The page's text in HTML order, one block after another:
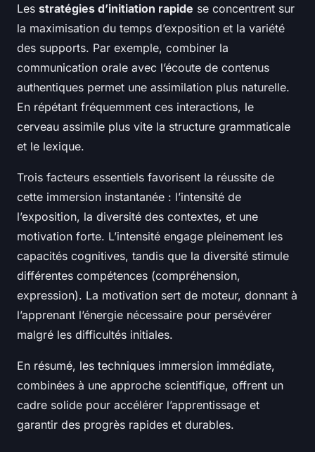
Les stratégies d’initiation rapide se concentrent sur
la maximisation du temps d’exposition et la variété
des supports. Par exemple, combiner la
communication orale avec l’écoute de contenus
authentiques permet une assimilation plus naturelle.
En répétant fréquemment ces interactions, le
cerveau assimile plus vite la structure grammaticale
et le lexique.
Trois facteurs essentiels favorisent la réussite de
cette immersion instantanée : l’intensité de
l’exposition, la diversité des contextes, et une
motivation forte. L’intensité engage pleinement les
capacités cognitives, tandis que la diversité stimule
différentes compétences (compréhension,
expression). La motivation sert de moteur, donnant à
l’apprenant l’énergie nécessaire pour persévérer
malgré les difficultés initiales.
En résumé, les techniques immersion immédiate,
combinées à une approche scientifique, offrent un
cadre solide pour accélérer l’apprentissage et
garantir des progrès rapides et durables.